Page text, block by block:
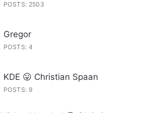
POSTS: 2503
Gregor
POSTS: 4
KDE 😛 Christian Spaan
POSTS: 9